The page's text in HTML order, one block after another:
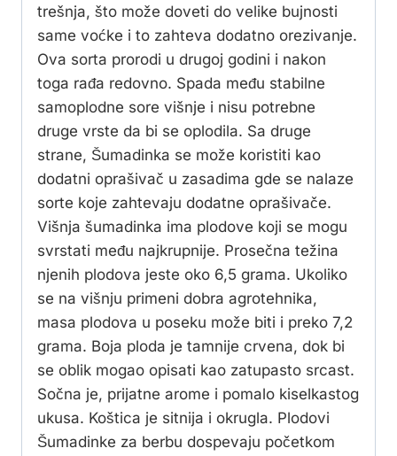
trešnja, što može doveti do velike bujnosti
same voćke i to zahteva dodatno orezivanje.
Ova sorta prorodi u drugoj godini i nakon
toga rađa redovno. Spada među stabilne
samoplodne sore višnje i nisu potrebne
druge vrste da bi se oplodila. Sa druge
strane, Šumadinka se može koristiti kao
dodatni oprašivač u zasadima gde se nalaze
sorte koje zahtevaju dodatne oprašivače.
Višnja šumadinka ima plodove koji se mogu
svrstati među najkrupnije. Prosečna težina
njenih plodova jeste oko 6,5 grama. Ukoliko
se na višnju primeni dobra agrotehnika,
masa plodova u poseku može biti i preko 7,2
grama. Boja ploda je tamnije crvena, dok bi
se oblik mogao opisati kao zatupasto srcast.
Sočna je, prijatne arome i pomalo kiselkastog
ukusa. Koštica je sitnija i okrugla. Plodovi
Šumadinke za berbu dospevaju početkom